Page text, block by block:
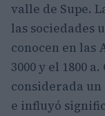
valle de Supe.
las sociedades
conocen en las
3000 y el 1800
considerada
e influyó